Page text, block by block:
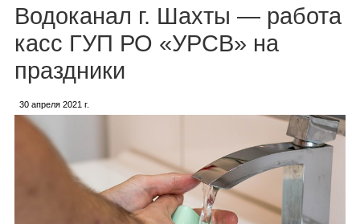
Афиша
Каталог
Водоканал г. Шахты — работа
касс ГУП РО «УРСВ» на
праздники
30 апреля 2021 г.